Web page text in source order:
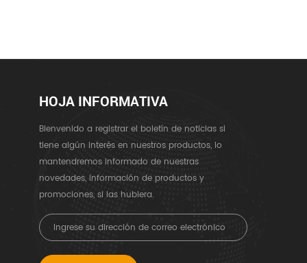
HOJA INFORMATIVA
Bienvenido a registrar el boletín de noticias si
tiene algún interés en nuestros productos, lo
mantendremos informado de nuestras
novedades, información de productos y
promociones, si las hubiera.